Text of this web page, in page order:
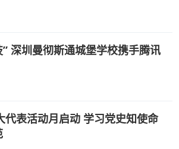
深圳曼彻斯通城堡学校携手腾讯
代表活动月启动 学习党史知使命